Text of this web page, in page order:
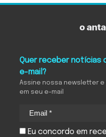
Quer receber notícias
e-mail?
Assine nossa newsletter
em seu e-mail
Eu concordo em